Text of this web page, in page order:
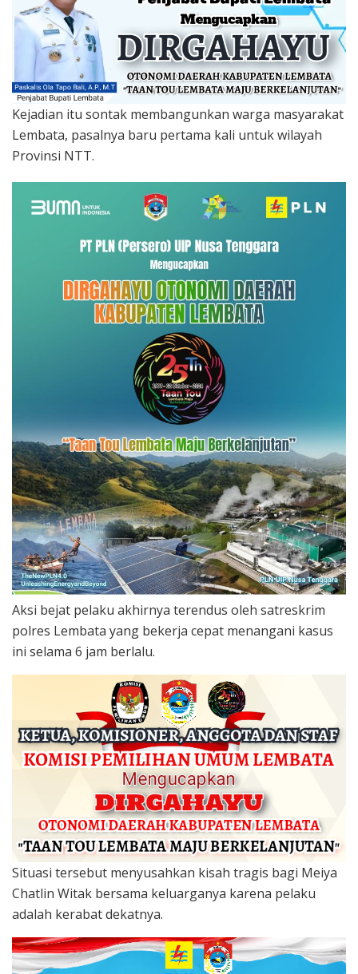
Kejadian itu sontak membangunkan warga masyarakat
Lembata, pasalnya baru pertama kali untuk wilayah
Provinsi NTT.
Aksi bejat pelaku akhirnya terendus oleh satreskrim
polres Lembata yang bekerja cepat menangani kasus
ini selama 6 jam berlalu.
Situasi tersebut menyusahkan kisah tragis bagi Meiya
Chatlin Witak bersama keluarganya karena pelaku
adalah kerabat dekatnya.